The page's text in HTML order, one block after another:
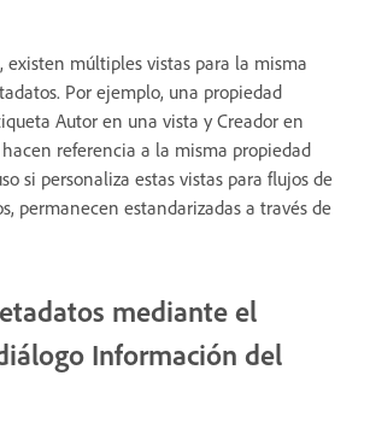
existen múltiples vistas para la misma
Por ejemplo, una propiedad
Autor en una vista y Creador en
referencia a la misma propiedad
si personaliza estas vistas para flujos de
permanecen estandarizadas a través de
mediante el
Información del